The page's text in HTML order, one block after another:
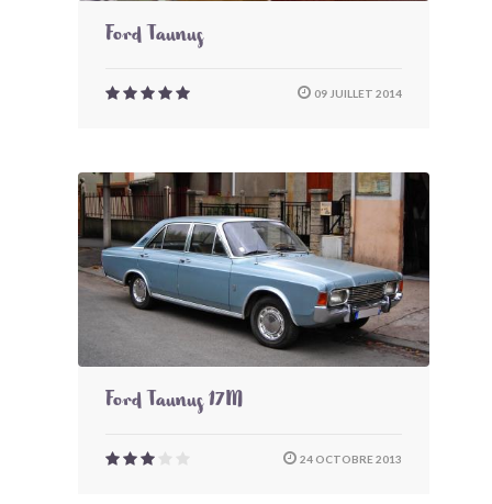
Ford Taunus
09 JUILLET 2014
Ford Taunus 17M
24 OCTOBRE 2013